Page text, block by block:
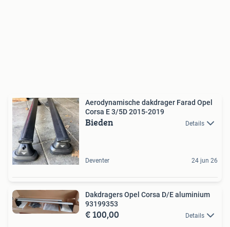
Aerodynamische dakdrager Farad Opel
Corsa E 3/5D 2015-2019
Bieden Details
Deventer 24 jun 26
Dakdragers Opel Corsa D/E aluminium
93199353
€ 100,00 Details